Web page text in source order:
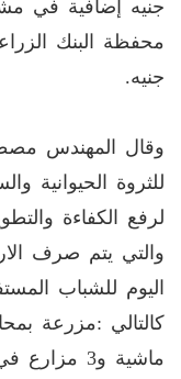
جنيه إضافية في
جنيه.
وقال المهندس
للثروة الحيوانية
لرفع الكفاءة
والتي يتم صرف